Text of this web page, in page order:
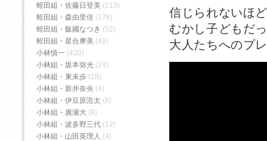
信じられないほ
むかし子どもだ
大人たちへのプ
蛭田組・佐藤日登美 (113)
蛭田組・森由里佳 (176)
蛭田組・飯國なつき (52)
蛭田組・星合摩美 (49)
小林慎一 (420)
小林組・坂本弥光 (24)
小林組・東未歩 (18)
小林組・新井奈央 (4)
小林組・伊豆原浩太 (8)
小林組・廣瀬大 (8)
小林組・波多野三代 (12)
小林組・山田英理人 (4)